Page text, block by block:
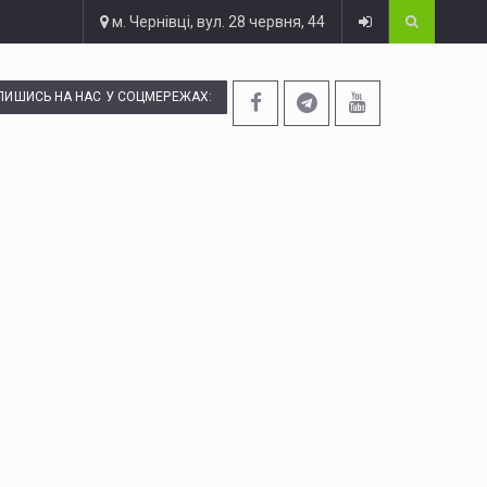
м. Чернівці, вул. 28 червня, 44
НА НАС У СОЦМЕРЕЖАХ: